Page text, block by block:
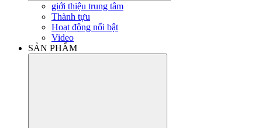
giới thiệu trung tâm
Thành tựu
Hoạt động nổi bật
Video
SẢN PHẨM